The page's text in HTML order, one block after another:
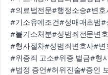
#의료법전문#행정소송#변호
#기소유예조건#성매매초범#
#불기소처분#성범죄전문변
#형사절차#성범죄변호사#변
#위증죄 고소#위증 벌금#형
#법정 증언#허위진술#증인